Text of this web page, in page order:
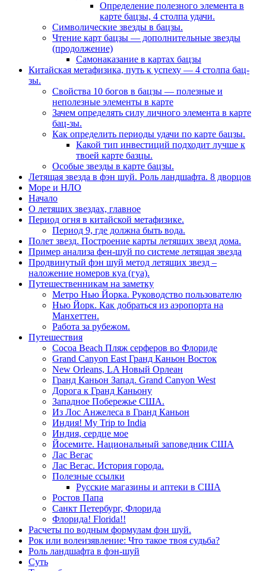
Определение полезного элемента в
карте бацзы, 4 столпа удачи.
Символические звезды в бацзы.
Чтение карт бацзы — дополнительные звезды
(продолжение)
Самонаказание в картах бацзы
Китайская метафизика, путь к успеху — 4 столпа бац-
зы.
Свойства 10 богов в бацзы — полезные и
неполезные элементы в карте
Зачем определять силу личного элемента в карте
бац-зы.
Как определить периоды удачи по карте бацзы.
Какой тип инвестиций подходит лучше к
твоей карте базцы.
Особые звезды в карте бацзы.
Летящая звезда в фэн шуй. Роль ландшафта. 8 дворцов
Море и НЛО
Начало
О летящих звездах, главное
Период огня в китайской метафизике.
Период 9, где должна быть вода.
Полет звезд. Построение карты летящих звезд дома.
Пример анализа фен-шуй по системе летящая звезда
Продвинутый фэн шуй метод летящих звезд –
наложение номеров куа (гуа).
Путешественникам на заметку
Метро Нью Йорка. Руководство пользователю
Нью Йорк. Как добраться из аэропорта на
Манхеттен.
Работа за рубежом.
Путешествия
Cocoa Beach Пляж серферов во Флориде
Grand Canyon East Гранд Каньон Восток
New Orleans, LA Новый Орлеан
Гранд Каньон Запад. Grand Canyon West
Дорога к Гранд Каньону
Западное Побережье США.
Из Лос Анжелеса в Гранд Каньон
Индия! My Trip to India
Индия, сердце мое
Йосемите. Национальный заповедник США
Лас Вегас
Лас Вегас. История города.
Полезные ссылки
Русские магазины и аптеки в США
Ростов Папа
Санкт Петербург, Флорида
Флорида! Florida!!
Расчеты по водным формулам фэн шуй.
Рок или волеизявление: Что такое твоя судьба?
Роль ландшафта в фэн-шуй
Суть